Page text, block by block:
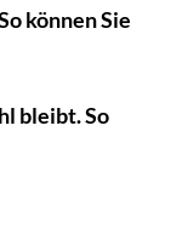
können Sie
bleibt. So